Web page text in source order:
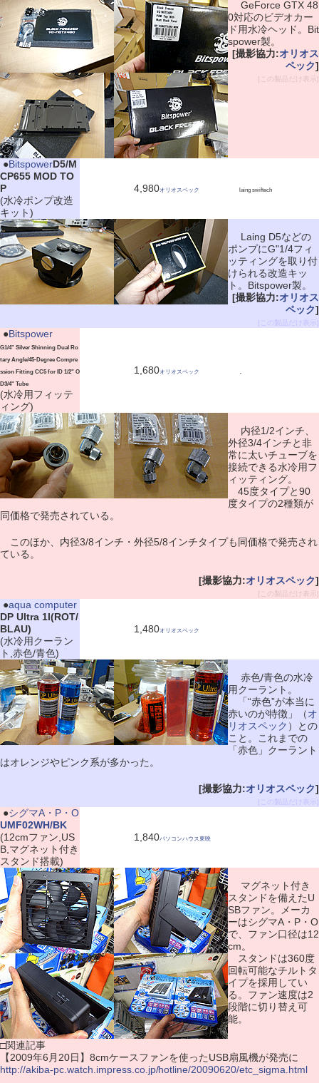
GeForce GTX 48
0対応のビデオカー
ド用水冷ヘッド。Bit
spower製。
[撮影協力:オリオス
ペック]
[この製品だけ表示]
●BitspowerD5/M
CP655 MOD TO
P
(水冷ポンプ改造
キット)
4,980オリオスペック laing swiftech
Laing D5などの
ポンプにG"1/4フィ
ッティングを取り付
けられる改造キッ
ト。Bitspower製。
[撮影協力:オリオス
ペック]
[この製品だけ表示]
●Bitspower
G1/4" Silver Shinning Dual Ro
tary Angle/45-Degree Compre
ssion Fitting CC5 for ID 1/2" O
D3/4" Tube
(水冷用フィッテ
ィング)
1,680オリオスペック
内径1/2インチ、
外径3/4インチと非
常に太いチューブを
接続できる水冷用フ
ィッティング。
45度タイプと90
度タイプの2種類が
同価格で発売されている。
このほか、内径3/8インチ・外径5/8インチタイプも同価格で発売され
ている。
[撮影協力:オリオスペック]
[この製品だけ表示]
●aqua computer
DP Ultra 1l(ROT/
BLAU)
(水冷用クーラン
ト,赤色/青色)
1,480オリオスペック
赤色/青色の水冷
用クーラント。
「“赤色”が本当に
赤いのが特徴」（オ
リオスペック ）との
こと。これまでの
「赤色」クーラント
はオレンジやピンク系が多かった。
[撮影協力:オリオスペック]
[この製品だけ表示]
●シグマA・P・O
UMF02WH/BK
(12cmファン,US
B,マグネット付き
スタンド搭載)
1,840パソコンハウス東映
マグネット付き
スタンドを備えたU
SBファン。メーカ
ーはシグマA・P・O
で、ファン口径は12
cm。
スタンドは360度
回転可能なチルトタ
イプを採用してい
る。ファン速度は2
段階に切り替え可
能。
□関連記事
【2009年6月20日】8cmケースファンを使ったUSB扇風機が発売に
http://akiba-pc.watch.impress.co.jp/hotline/20090620/etc_sigma.html